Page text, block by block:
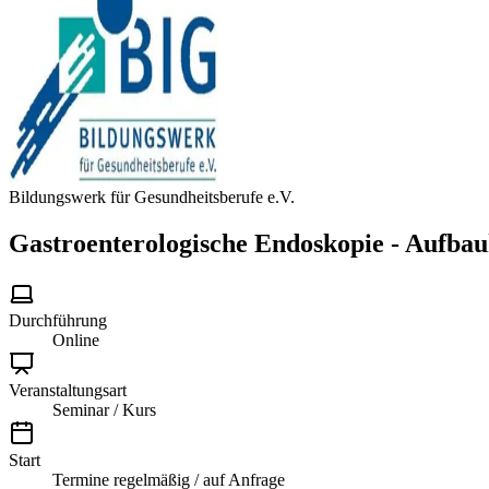
Bildungswerk für Gesundheitsberufe e.V.
Gastroenterologische Endoskopie -
Durchführung
Online
Veranstaltungsart
Seminar / Kurs
Start
Termine regelmäßig / auf Anfrage